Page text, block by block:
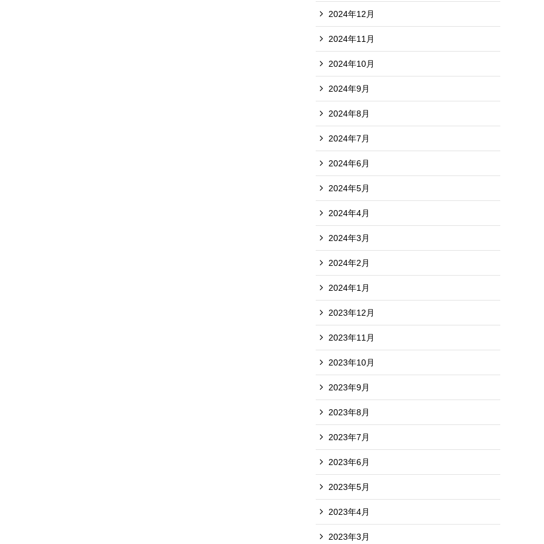
2024年12月
2024年11月
2024年10月
2024年9月
2024年8月
2024年7月
2024年6月
2024年5月
2024年4月
2024年3月
2024年2月
2024年1月
2023年12月
2023年11月
2023年10月
2023年9月
2023年8月
2023年7月
2023年6月
2023年5月
2023年4月
2023年3月